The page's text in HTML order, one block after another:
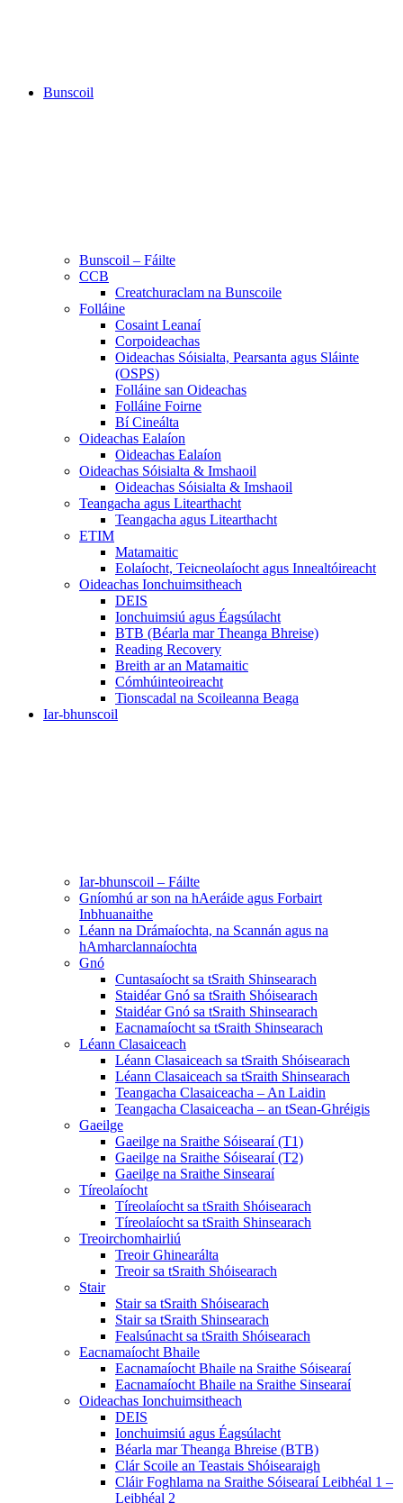
Bunscoil
Bunscoil – Fáilte
CCB
Creatchuraclam na Bunscoile
Folláine
Cosaint Leanaí
Corpoideachas
Oideachas Sóisialta, Pearsanta agus Sláinte
(OSPS)
Folláine san Oideachas
Folláine Foirne
Bí Cineálta
Oideachas Ealaíon
Oideachas Ealaíon
Oideachas Sóisialta & Imshaoil
Oideachas Sóisialta & Imshaoil
Teangacha agus Litearthacht
Teangacha agus Litearthacht
ETIM
Matamaitic
Eolaíocht, Teicneolaíocht agus Innealtóireacht
Oideachas Ionchuimsitheach
DEIS
Ionchuimsiú agus Éagsúlacht
BTB (Béarla mar Theanga Bhreise)
Reading Recovery
Breith ar an Matamaitic
Cómhúinteoireacht
Tionscadal na Scoileanna Beaga
Iar-bhunscoil
Iar-bhunscoil – Fáilte
Gníomhú ar son na hAeráide agus Forbairt
Inbhuanaithe
Léann na Drámaíochta, na Scannán agus na
hAmharclannaíochta
Gnó
Cuntasaíocht sa tSraith Shinsearach
Staidéar Gnó sa tSraith Shóisearach
Staidéar Gnó sa tSraith Shinsearach
Eacnamaíocht sa tSraith Shinsearach
Léann Clasaiceach
Léann Clasaiceach sa tSraith Shóisearach
Léann Clasaiceach sa tSraith Shinsearach
Teangacha Clasaiceacha – An Laidin
Teangacha Clasaiceacha – an tSean-Ghréigis
Gaeilge
Gaeilge na Sraithe Sóisearaí (T1)
Gaeilge na Sraithe Sóisearaí (T2)
Gaeilge na Sraithe Sinsearaí
Tíreolaíocht
Tíreolaíocht sa tSraith Shóisearach
Tíreolaíocht sa tSraith Shinsearach
Treoirchomhairliú
Treoir Ghinearálta
Treoir sa tSraith Shóisearach
Stair
Stair sa tSraith Shóisearach
Stair sa tSraith Shinsearach
Fealsúnacht sa tSraith Shóisearach
Eacnamaíocht Bhaile
Eacnamaíocht Bhaile na Sraithe Sóisearaí
Eacnamaíocht Bhaile na Sraithe Sinsearaí
Oideachas Ionchuimsitheach
DEIS
Ionchuimsiú agus Éagsúlacht
Béarla mar Theanga Bhreise (BTB)
Clár Scoile an Teastais Shóisearaigh
Cláir Foghlama na Sraithe Sóisearaí Leibhéal 1 –
Leibhéal 2